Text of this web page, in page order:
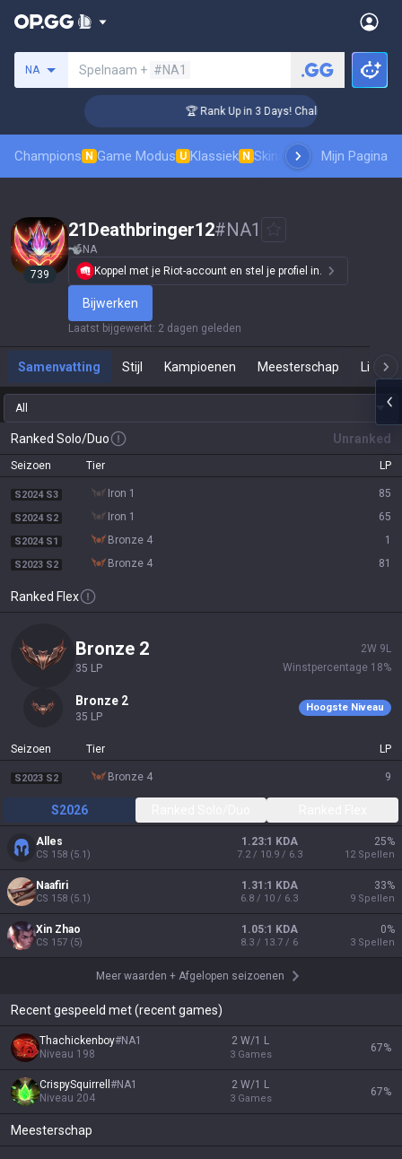
NA Spelnaam + #NA1
🏆 Rank Up in 3 Days! Challenger Coaching
Champions N Game Modus U Klassiek N SkinsranglijstMijn Pagina
739
21Deathbringer12#NA1
NA
Koppel met je Riot-account en stel je profiel in.
Bijwerken
Laatst bijgewerkt: 2 dagen geleden
Samenvatting Stijl Kampioenen Meesterschap Live
All
Ranked Solo/Duo Unranked
Seizoen Tier LP
S2024 S3 iron 1 85
S2024 S2 iron 1 65
S2024 S1 bronze 4 1
S2023 S2 bronze 4 81
Ranked Flex
bronze 2
35 LP
2W 9 L
Winstpercentage 18%
bronze 2
35 LP
Hoogste Niveau
Seizoen Tier LP
S2023 S2 bronze 4 9
S2026
Alles
CS 158 (5.1)
1.23:1 KDA
7.2 / 10.9 / 6.3
25%
12 Spellen
Naafiri
CS 158 (5.1)
1.31:1 KDA
6.8 / 10 / 6.3
33%
9 Spellen
Xin Zhao
CS 157 (5)
1.05:1 KDA
8.3 / 13.7 / 6
0%
3 Spellen
Meer waarden + Afgelopen seizoenen
Recent gespeeld met (recent games)
Thachickenboy#NA1
Niveau 198
2 W/1 L
3 Games
67%
CrispySquirrell #NA1
Niveau 204
2 W/1 L
3 Games
67%
Meesterschap